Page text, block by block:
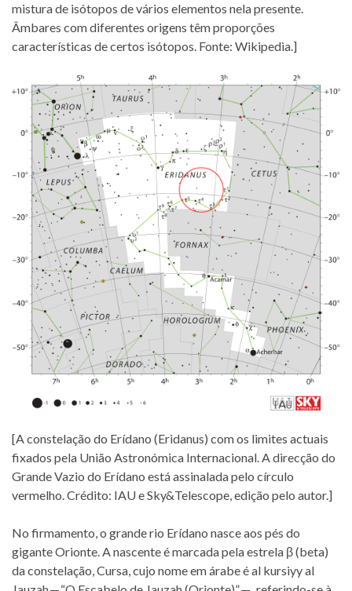
mistura de isótopos de vários elementos nela presente.
Âmbares com diferentes origens têm proporções
características de certos isótopos. Fonte: Wikipedia.]
[A constelação do Erídano (Eridanus) com os limites actuais
fixados pela União Astronómica Internacional. A direcção do
Grande Vazio do Erídano está assinalada pelo círculo
vermelho. Crédito: IAU e Sky&Telescope, edição pelo autor.]
No firmamento, o grande rio Erídano nasce aos pés do
gigante Orionte. A nascente é marcada pela estrela β (beta)
da constelação, Cursa, cujo nome em árabe é al kursiyy al